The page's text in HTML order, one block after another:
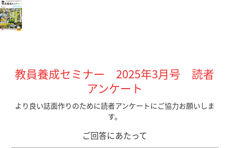
教員養成セミナー 2025年3月号 読者
アンケート
より良い誌面作りのために読者アンケートにご協力お願いしま
す。
ご回答にあたって